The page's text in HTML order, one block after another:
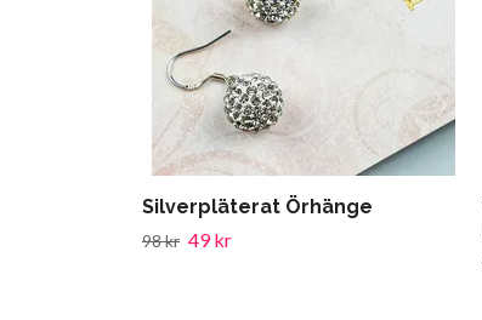
Silverpläterat Örhänge
98 kr 49 kr